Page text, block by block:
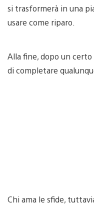
si trasformerà in una
usare come riparo.
Alla fine, dopo un
di completare
Chi ama le sfide,